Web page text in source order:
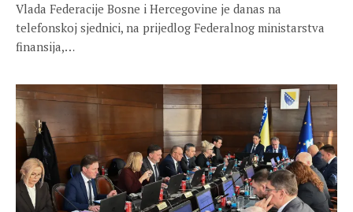
Vlada Federacije Bosne i Hercegovine je danas na
telefonskoj sjednici, na prijedlog Federalnog ministarstva
finansija,…